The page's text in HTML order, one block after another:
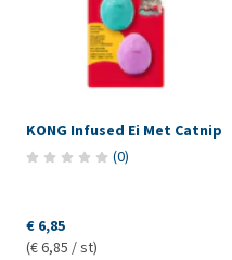
KONG Infused Ei Met Catnip
(0)
€ 6,85
(€ 6,85 / st)